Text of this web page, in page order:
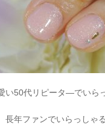
い50代リピータ―でいら
長年ファンでいらっしゃ